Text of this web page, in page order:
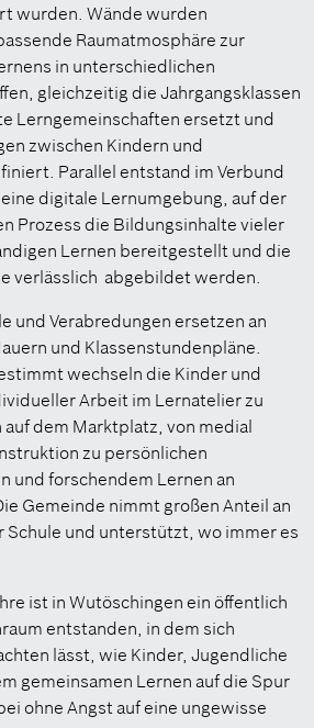
wurden. Wände wurden
Raumatmosphäre zur
in unterschiedlichen
gleichzeitig die Jahrgangsklassen
Lerngemeinschaften ersetzt und
zwischen Kindern und
Parallel entstand im Verbund
digitale Lernumgebung, auf der
Prozess die Bildungsinhalte vieler
Lernen bereitgestellt und die
verlässlich abgebildet werden.
und Verabredungen ersetzen an
und Klassenstundenpläne.
wechseln die Kinder und
Arbeit im Lernatelier zu
dem Marktplatz, von medial
zu persönlichen
und forschendem Lernen an
Gemeinde nimmt großen Anteil an
Schule und unterstützt, wo immer es
ist in Wutöschingen ein öffentlich
entstanden, in dem sich
lässt, wie Kinder, Jugendliche
gemeinsamen Lernen auf die Spur
ohne Angst auf eine ungewisse